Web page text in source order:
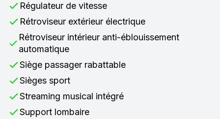
Régulateur de vitesse
Rétroviseur extérieur électrique
Rétroviseur intérieur anti-éblouissement
automatique
Siège passager rabattable
Sièges sport
Streaming musical intégré
Support lombaire